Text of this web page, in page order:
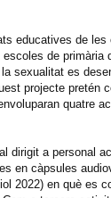
educatives de les
de primària
sexualitat es
projecte pretén
quatre
dirigit a personal
en càpsules
2022) en què es